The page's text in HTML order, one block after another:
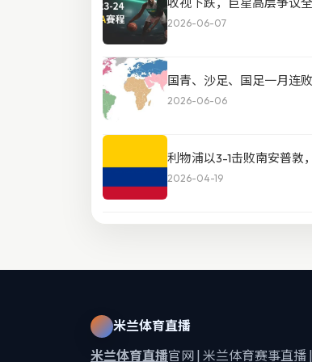
2026-06-07
国青、沙足、国足一月连
2026-06-06
利物浦以3-1击败南安普敦
2026-04-19
米兰体育直播
米兰体育直播官网 | 米兰体育赛事直播